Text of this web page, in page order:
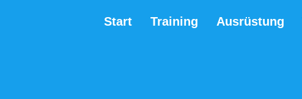
Start Training Ausrüstung